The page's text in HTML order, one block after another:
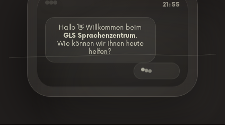
21:55
Hallo 👋 Willkommen beim
GLS Sprachenzentrum.
Wie können wir Ihnen heute
helfen?
Hallo 🙂 Ich möchte mich für
Zentrum anmelden.